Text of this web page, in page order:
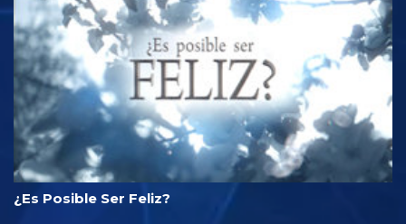
¿Es Posible Ser Feliz?